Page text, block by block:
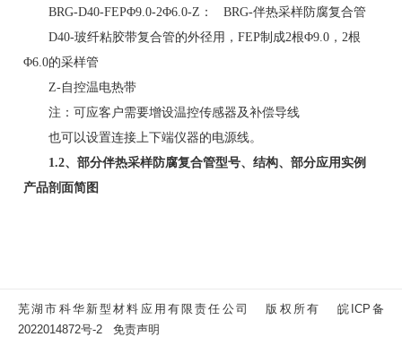
BRG-D40-FEPΦ9.0-2Φ6.0-Z： BRG-伴热采样防腐复合管
D40-玻纤粘胶带复合管的外径用，FEP制成2根Φ9.0，2根
Φ6.0的采样管
Z-自控温电热带
注：可应客户需要增设温控传感器及补偿导线
也可以设置连接上下端仪器的电源线。
1.2、部分伴热采样防腐复合管型号、结构、部分应用实例
产品剖面简图
芜湖市科华新型材料应用有限责任公司 版权所有 皖ICP备
2022014872号-2
免责声明